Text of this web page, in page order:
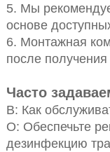
5. Мы
основе
6. Монтажная
после
Часто
В: Как
О: Обеспечьте
дезинфекцию